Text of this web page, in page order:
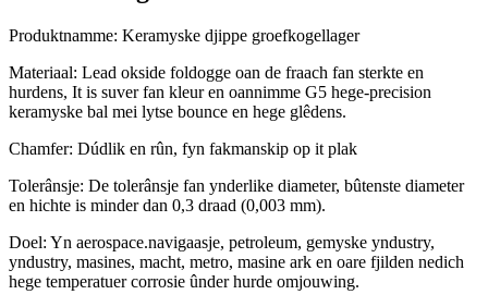
Produktnamme: Keramyske djippe groefkogellager
Materiaal: Lead okside foldogge oan de fraach fan sterkte en
hurdens, It is suver fan kleur en oannimme G5 hege-precision
keramyske bal mei lytse bounce en hege glêdens.
Chamfer: Dúdlik en rûn, fyn fakmanskip op it plak
Tolerânsje: De tolerânsje fan ynderlike diameter, bûtenste diameter
en hichte is minder dan 0,3 draad (0,003 mm).
Doel: Yn aerospace.navigaasje, petroleum, gemyske yndustry,
yndustry, masines, macht, metro, masine ark en oare fjilden nedich
hege temperatuer corrosie ûnder hurde omjouwing.